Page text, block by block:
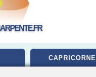
CAPRICORNE